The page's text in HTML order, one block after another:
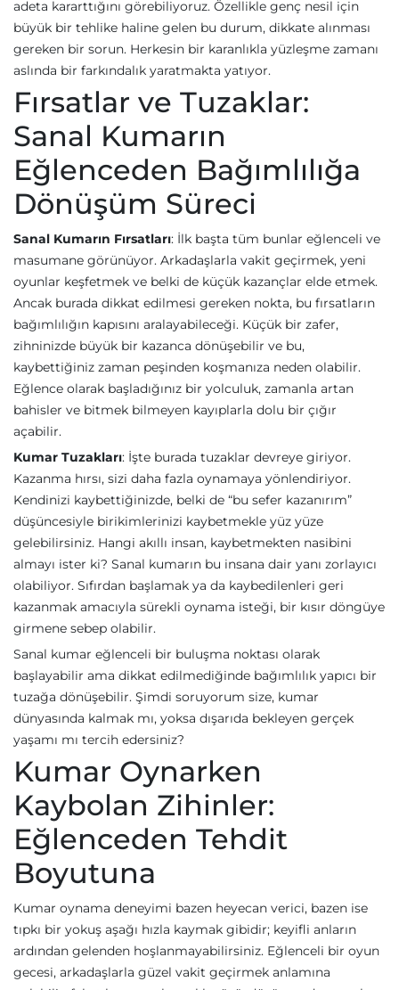
adeta kararttığını görebiliyoruz. Özellikle genç nesil için
büyük bir tehlike haline gelen bu durum, dikkate alınması
gereken bir sorun. Herkesin bir karanlıkla yüzleşme zamanı
aslında bir farkındalık yaratmakta yatıyor.
Fırsatlar ve Tuzaklar:
Sanal Kumarın
Eğlenceden Bağımlılığa
Dönüşüm Süreci
Sanal Kumarın Fırsatları: İlk başta tüm bunlar eğlenceli ve
masumane görünüyor. Arkadaşlarla vakit geçirmek, yeni
oyunlar keşfetmek ve belki de küçük kazançlar elde etmek.
Ancak burada dikkat edilmesi gereken nokta, bu fırsatların
bağımlılığın kapısını aralayabileceği. Küçük bir zafer,
zihninizde büyük bir kazanca dönüşebilir ve bu,
kaybettiğiniz zaman peşinden koşmanıza neden olabilir.
Eğlence olarak başladığınız bir yolculuk, zamanla artan
bahisler ve bitmek bilmeyen kayıplarla dolu bir çığır
açabilir.
Kumar Tuzakları: İşte burada tuzaklar devreye giriyor.
Kazanma hırsı, sizi daha fazla oynamaya yönlendiriyor.
Kendinizi kaybettiğinizde, belki de “bu sefer kazanırım”
düşüncesiyle birikimlerinizi kaybetmekle yüz yüze
gelebilirsiniz. Hangi akıllı insan, kaybetmekten nasibini
almayı ister ki? Sanal kumarın bu insana dair yanı zorlayıcı
olabiliyor. Sıfırdan başlamak ya da kaybedilenleri geri
kazanmak amacıyla sürekli oynama isteği, bir kısır döngüye
girmene sebep olabilir.
Sanal kumar eğlenceli bir buluşma noktası olarak
başlayabilir ama dikkat edilmediğinde bağımlılık yapıcı bir
tuzağa dönüşebilir. Şimdi soruyorum size, kumar
dünyasında kalmak mı, yoksa dışarıda bekleyen gerçek
yaşamı mı tercih edersiniz?
Kumar Oynarken
Kaybolan Zihinler:
Eğlenceden Tehdit
Boyutuna
Kumar oynama deneyimi bazen heyecan verici, bazen ise
tıpkı bir yokuş aşağı hızla kaymak gibidir; keyifli anların
ardından gelenden hoşlanmayabilirsiniz. Eğlenceli bir oyun
gecesi, arkadaşlarla güzel vakit geçirmek anlamına